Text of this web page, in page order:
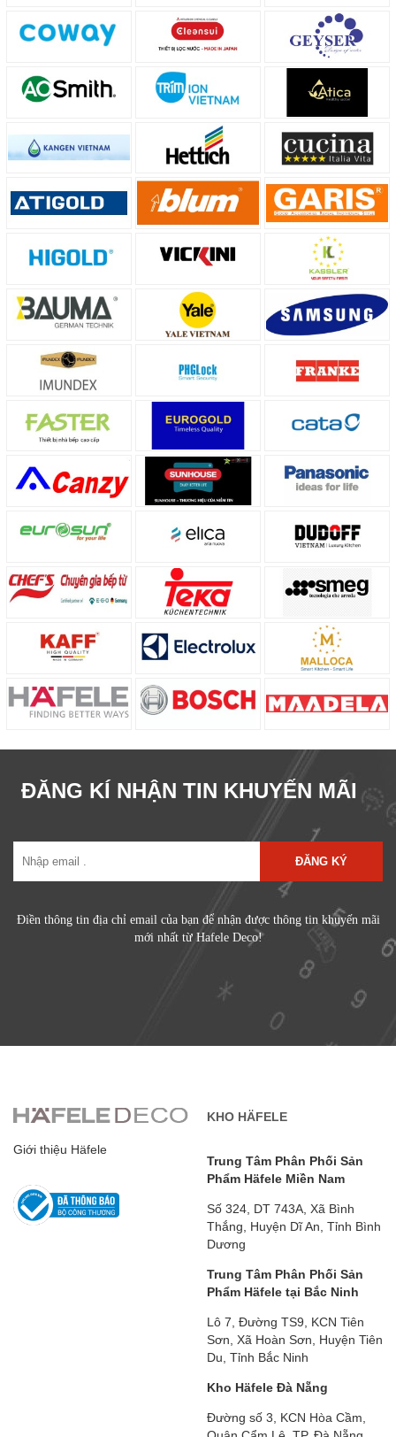
ĐĂNG KÍ NHẬN TIN KHUYẾN MÃI
ĐĂNG KÝ
Điền thông tin địa chỉ email của bạn để nhận được thông tin khuyến mãi
mới nhất từ Hafele Deco!
Giới thiệu Häfele
KHO HÄFELE
Trung Tâm Phân Phối Sản
Phẩm Häfele Miền Nam
Số 324, DT 743A, Xã Bình
Thắng, Huyện Dĩ An, Tỉnh Bình
Dương
Trung Tâm Phân Phối Sản
Phẩm Häfele tại Bắc Ninh
Lô 7, Đường TS9, KCN Tiên
Sơn, Xã Hoàn Sơn, Huyện Tiên
Du, Tỉnh Bắc Ninh
Kho Häfele Đà Nẵng
Đường số 3, KCN Hòa Cầm,